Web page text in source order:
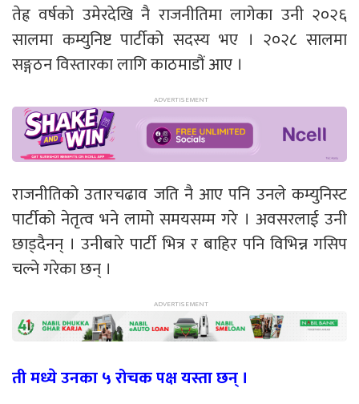
तेह्र वर्षको उमेरदेखि नै राजनीतिमा लागेका उनी २०२६
सालमा कम्युनिष्ट पार्टीको सदस्य भए । २०२८ सालमा
सङ्गठन विस्तारका लागि काठमाडौं आए ।
राजनीतिको उतारचढाव जति नै आए पनि उनले कम्युनिस्ट
पार्टीको नेतृत्व भने लामो समयसम्म गरे । अवसरलाई उनी
छाड्दैनन् । उनीबारे पार्टी भित्र र बाहिर पनि विभिन्न गसिप
चल्ने गरेका छन् ।
ती मध्ये उनका ५ रोचक पक्ष यस्ता छन् ।